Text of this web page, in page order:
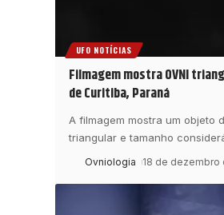
UFO NOTÍCIAS
Filmagem mostra OVNI
de Curitiba, Paraná
A filmagem mostra um objeto
triangular e tamanho
Ovniologia 18 de dezembro